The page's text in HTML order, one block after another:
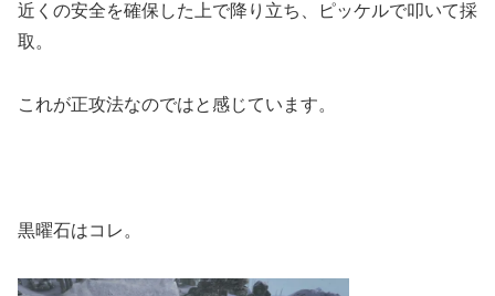
近くの安全を確保した上で降り立ち、ピッケルで叩いて採
取。
これが正攻法なのではと感じています。
黒曜石はコレ。